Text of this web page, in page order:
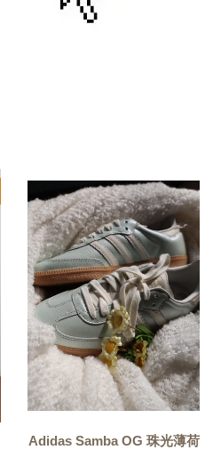
Adidas Samba OG 珠光薄荷